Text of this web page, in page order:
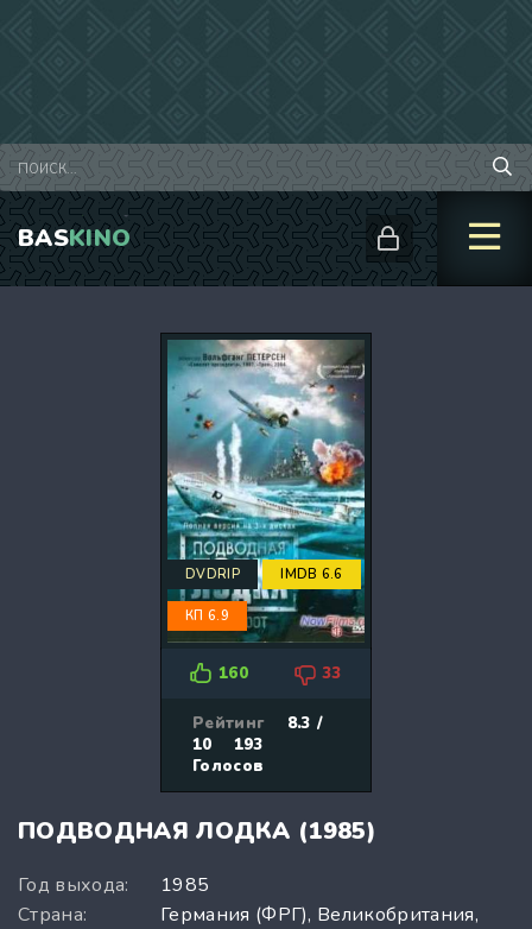
BASKINO
DVDRIP IMDB 6.6
КП 6.9
160 33
Рейтинг
8.3 /
10
193
Голосов
ПОДВОДНАЯ ЛОДКА (1985)
Год выхода:
1985
Страна:
Германия (ФРГ), Великобритания,